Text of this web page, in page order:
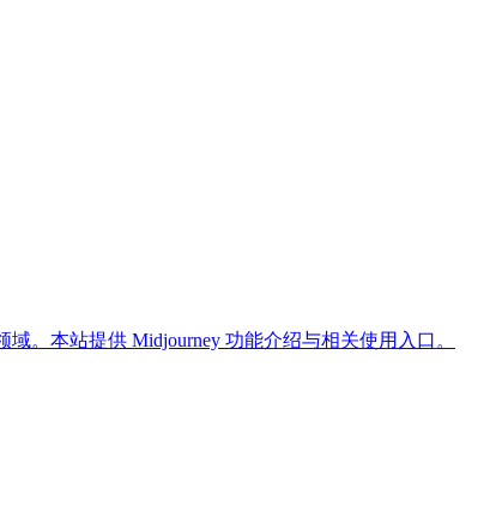
。本站提供 Midjourney 功能介绍与相关使用入口。